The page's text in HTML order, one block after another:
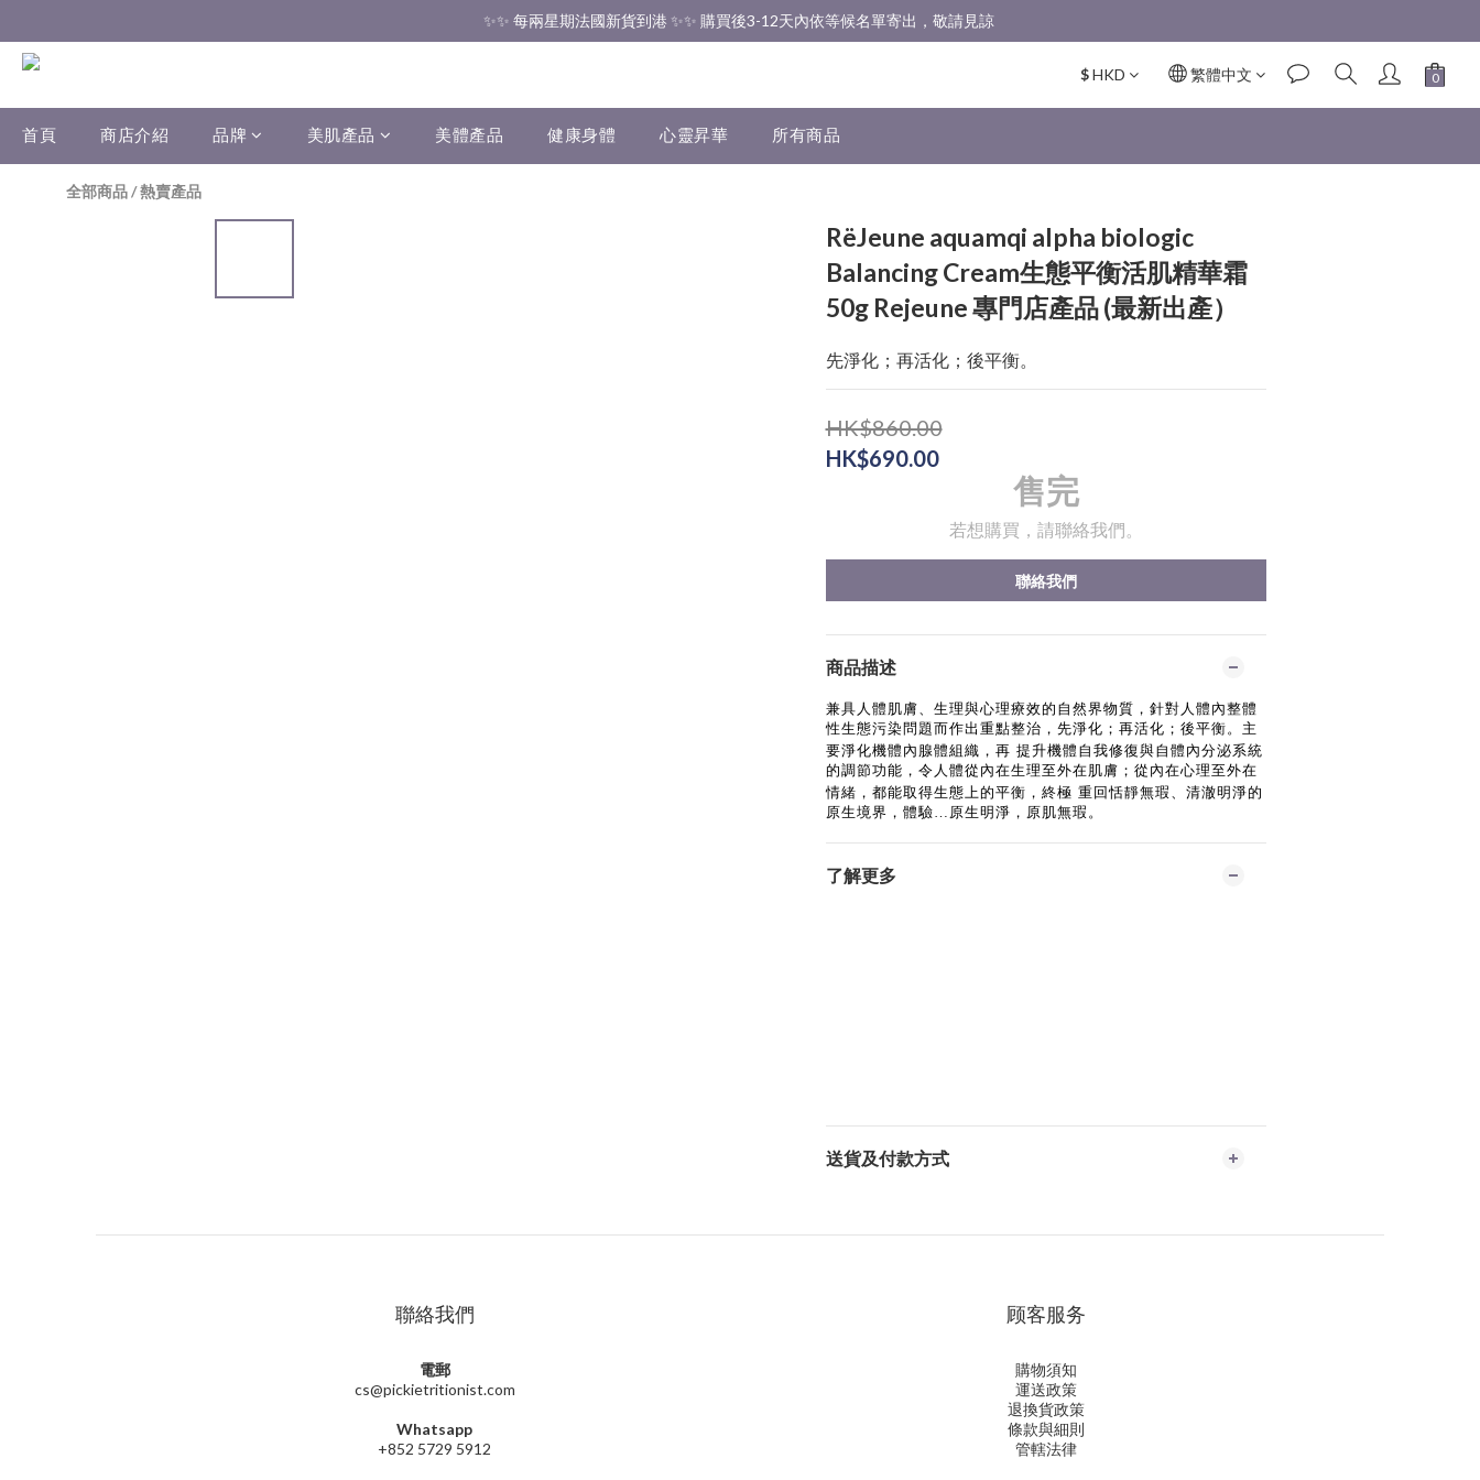
✨✨ 香港免運費 ✨✨
✨✨ 每兩星期法國新貨到港 ✨✨ 購買後3-12天內依等候名單寄出，敬請見諒
$HKD 繁體中文
首頁 商店介紹 品牌 美肌產品 美體產品 健康身體 心靈昇華 所有商品
全部商品/熱賣產品
RëJeune aquamqi alpha biologic
Balancing Cream生態平衡活肌精華霜
50g Rejeune 專門店產品 (最新出產）
先淨化；再活化；後平衡。
HK$860.00
HK$690.00
售完
若想購買，請聯絡我們。
聯絡我們
商品描述
兼具人體肌膚、生理與心理療效的自然界物質，針對人體內整體
性生態污染問題而作出重點整治，先淨化；再活化；後平衡。主
要淨化機體內腺體組織，再 提升機體自我修復與自體內分泌系統
的調節功能，令人體從內在生理至外在肌膚；從內在心理至外在
情緒，都能取得生態上的平衡，終極 重回恬靜無瑕、清澈明淨的
原生境界，體驗…原生明淨，原肌無瑕。
了解更多
送貨及付款方式
聯絡我們
電郵
cs@pickietritionist.com
Whatsapp
+852 5729 5912
顾客服务
購物須知
運送政策
退換貨政策
條款與細則
管轄法律